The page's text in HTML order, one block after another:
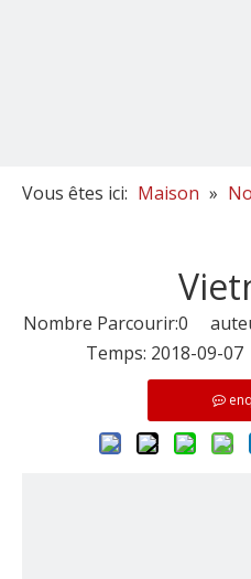
Vous êtes ici: Maison »
Nombre Parcourir:0
Temps: 2018-09-